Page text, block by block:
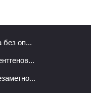
без оп...